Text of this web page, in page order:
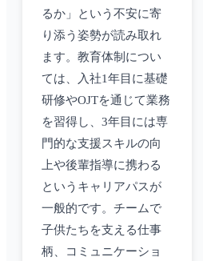
るか」という不安に寄
り添う姿勢が読み取れ
ます。教育体制につい
ては、入社1年目に基礎
研修やOJTを通じて業務
を習得し、3年目には専
門的な支援スキルの向
上や後輩指導に携わる
というキャリアパスが
一般的です。チームで
子供たちを支える仕事
柄、コミュニケーショ